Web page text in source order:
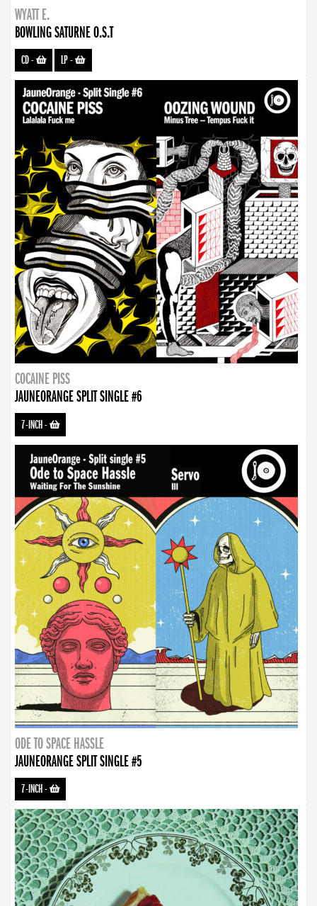
WYATT E.
BOWLING SATURNE O.S.T
CD- LP-
COCAINE PISS
JAUNEORANGE SPLIT SINGLE #6
7-INCH-
ODE TO SPACE HASSLE
JAUNEORANGE SPLIT SINGLE #5
7-INCH-